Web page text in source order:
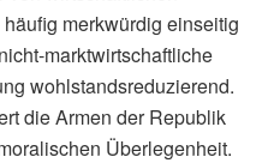
merkwürdig einseitig
marktwirtschaftliche
wohlstandsreduzierend.
die Armen der Republik
Überlegenheit.